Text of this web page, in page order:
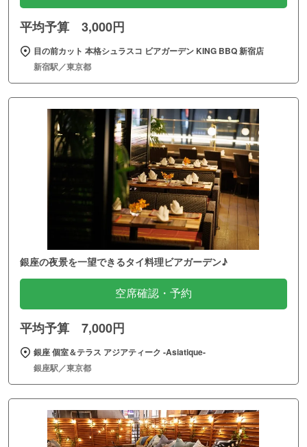
平均予算 3,000円
目の前カット 本格シュラスコ ビアガーデン KING BBQ 新宿店
新宿駅／東京都
銀座の夜景を一望できるタイ料理ビアガーデン♪
空席確認・予約
平均予算 7,000円
銀座 個室＆テラス アジアティーク ‐Asiatique‐
銀座駅／東京都